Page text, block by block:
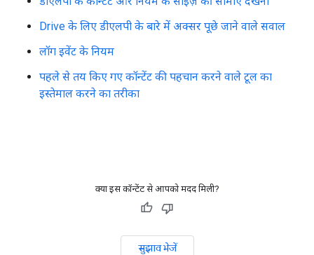
Drive के लिए डीएलपी के बारे में अक्सर पूछे जाने वाले सवाल
लॉग इवेंट के नियम
पहले से तय किए गए कॉन्टेंट की पहचान करने वाले टूल का
इस्तेमाल करने का तरीका
क्या इस कॉन्टेंट से आपको मदद मिली?
सुझाव भेजें